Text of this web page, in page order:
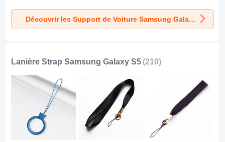
Samsung Galaxy
S5 Noir
Samsung Galaxy
S5 Noir
Universel BS1 pour
Samsung Galaxy
S5 Noir
Découvrir les Support de Voiture Samsung Galaxy S5
Lanière Strap Samsung Galaxy S5 (210)